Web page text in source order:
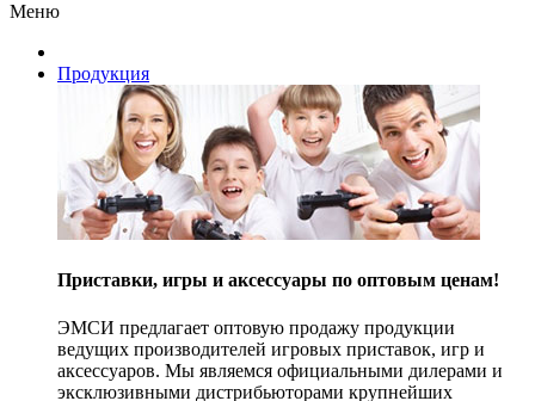
Меню
Продукция
Приставки, игры и аксессуары по оптовым ценам!
ЭМСИ предлагает оптовую продажу продукции
ведущих производителей игровых приставок, игр и
аксессуаров. Мы являемся официальными дилерами и
эксклюзивными дистрибьюторами крупнейших